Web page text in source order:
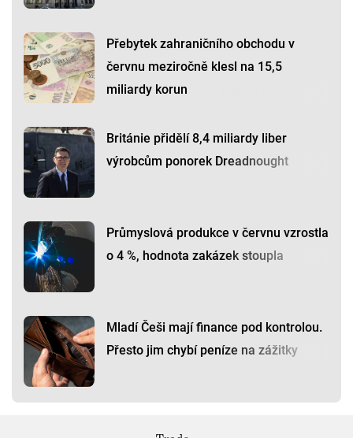
Přebytek zahraničního obchodu v
červnu meziročně klesl na 15,5
miliardy korun
Británie přidělí 8,4 miliardy liber
výrobcům ponorek Dreadnought
Průmyslová produkce v červnu vzrostla
o 4 %, hodnota zakázek stoupla
Mladí Češi mají finance pod kontrolou.
Přesto jim chybí peníze na zážitky